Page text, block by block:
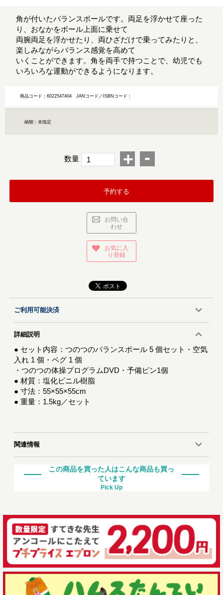
角が付いたバランスボールです。両足を浮かせて座った
り、おなかをボール上面に乗せて
両腕両足を浮かせたり、両ひざだけで乗ってみたりと、
楽しみながらバランス感覚を高めて
いくことができます。角を両手で持つことで、幼児でも
いろいろな運動ができるようになります。
商品コード：6022547404JANコード／ISBNコード：
納期：未指定
数量 + -
予約する
お問い合
わせ
お気に入
り登録
ご利用可能決済
詳細説明
● セット内容：つのつのバランスボール 5 個セット・空気
入れ 1 個・ペグ 1 個
・つのつの体操プログラムDVD・予備ピン1個
● 材質：塩化ビニル樹脂
● 寸法：55×55×55cm
● 重量：1.5kg／セット
関連情報
この商品を買った人はこんな商品も買っ
ています
Pick Up